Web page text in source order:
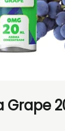
Grape